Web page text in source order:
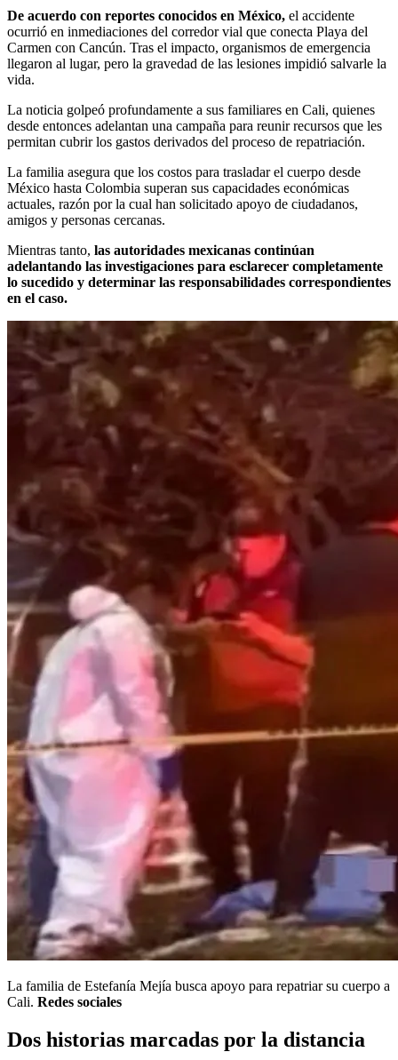
De acuerdo con reportes conocidos en México, el accidente
ocurrió en inmediaciones del corredor vial que conecta Playa del
Carmen con Cancún. Tras el impacto, organismos de emergencia
llegaron al lugar, pero la gravedad de las lesiones impidió salvarle la
vida.
La noticia golpeó profundamente a sus familiares en Cali, quienes
desde entonces adelantan una campaña para reunir recursos que les
permitan cubrir los gastos derivados del proceso de repatriación.
La familia asegura que los costos para trasladar el cuerpo desde
México hasta Colombia superan sus capacidades económicas
actuales, razón por la cual han solicitado apoyo de ciudadanos,
amigos y personas cercanas.
Mientras tanto, las autoridades mexicanas continúan
adelantando las investigaciones para esclarecer completamente
lo sucedido y determinar las responsabilidades correspondientes
en el caso.
La familia de Estefanía Mejía busca apoyo para repatriar su cuerpo a
Cali. Redes sociales
Dos historias marcadas por la distancia